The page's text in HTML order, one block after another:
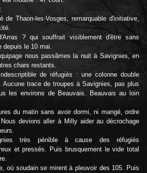
de Thaon-les-Vosges, remarquable d'initiative,
? qui souffrait visiblement d'être sans
depuis le 10 mai.
nous passâmes la nuit à Savignies, en
chars restants.
de réfugiés : une colonne double
Aucune trace de troupes à Savignies, pas plus
les environs de Beauvais. Beauvais au loin
du matin sans avoir dormi, ni mangé, ordre
devions aller à Milly aider au décrochage
très pénible à cause des réfugiés
et pressés. Puis brusquement le vide total
où soudain se mirent à pleuvoir des 105. Puis